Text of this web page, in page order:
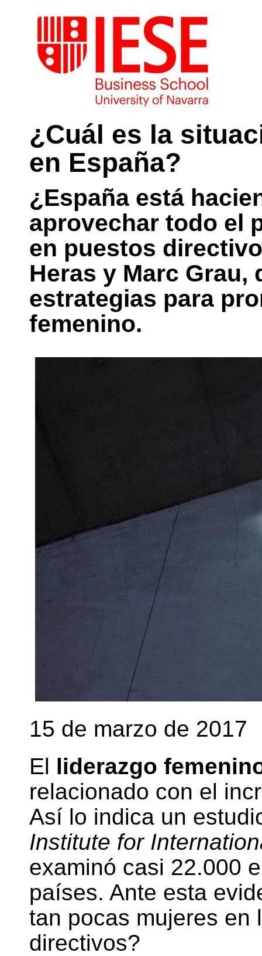
¿Cuál es la
en España?
¿España está
aprovechar todo el
en puestos
Heras y Marc
estrategias para
femenino.
15 de marzo de 2017
El liderazgo
relacionado con el
Así lo indica un
Institute for
examinó casi 22.000
países. Ante esta
tan pocas mujeres en
directivos?